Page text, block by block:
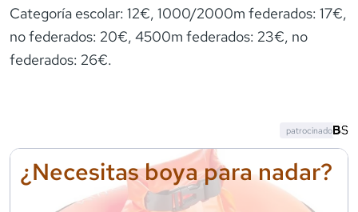
Categoría escolar: 12€, 1000/2000m federados: 17€,
no federados: 20€, 4500m federados: 23€, no
federados: 26€.
¿Necesitas boya para nadar?
patrocinado